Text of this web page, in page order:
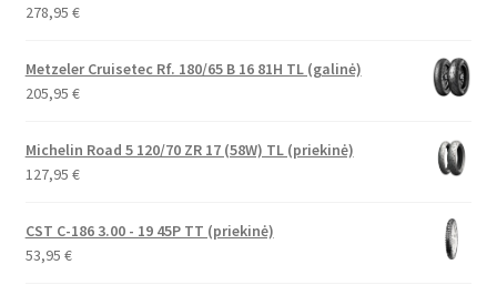
278,95 €
Metzeler Cruisetec Rf. 180/65 B 16 81H TL (galinė)
205,95 €
Michelin Road 5 120/70 ZR 17 (58W) TL (priekinė)
127,95 €
CST C-186 3.00 - 19 45P TT (priekinė)
53,95 €